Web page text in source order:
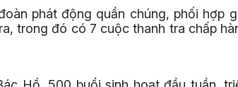
phát động quần chúng, phối hợp
trong đó có 7 cuộc thanh tra chấp